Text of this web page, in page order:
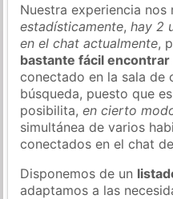
Nuestra experiencia nos
estadísticamente,hay 2
en el chat actualmente,
bastante fácil
conectado en la sala de
búsqueda, puesto que
posibilita,en cierto
simultánea de varios
conectados en el chat
Disponemos de un
adaptamos a las